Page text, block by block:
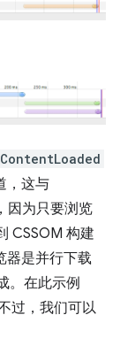
，这与
因为只要浏览
CSSOM 构建
器是并行下载
。在此示例
过，我们可以